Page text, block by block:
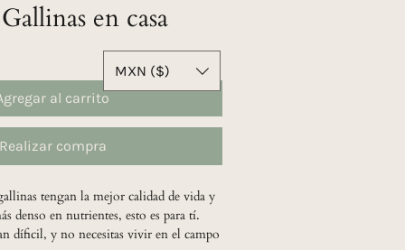
en casa
al carrito
Realizar compra
tengan la mejor calidad de vida y
denso en nutrientes, esto es para tí.
díficil, y no necesitas vivir en el campo
MXN ($)